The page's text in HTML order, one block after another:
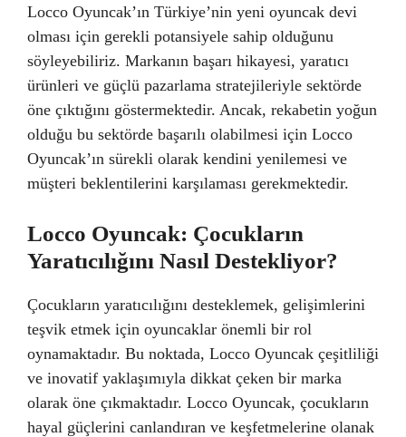
Locco Oyuncak’ın Türkiye’nin yeni oyuncak devi
olması için gerekli potansiyele sahip olduğunu
söyleyebiliriz. Markanın başarı hikayesi, yaratıcı
ürünleri ve güçlü pazarlama stratejileriyle sektörde
öne çıktığını göstermektedir. Ancak, rekabetin yoğun
olduğu bu sektörde başarılı olabilmesi için Locco
Oyuncak’ın sürekli olarak kendini yenilemesi ve
müşteri beklentilerini karşılaması gerekmektedir.
Locco Oyuncak: Çocukların
Yaratıcılığını Nasıl Destekliyor?
Çocukların yaratıcılığını desteklemek, gelişimlerini
teşvik etmek için oyuncaklar önemli bir rol
oynamaktadır. Bu noktada, Locco Oyuncak çeşitliliği
ve inovatif yaklaşımıyla dikkat çeken bir marka
olarak öne çıkmaktadır. Locco Oyuncak, çocukların
hayal güçlerini canlandıran ve keşfetmelerine olanak